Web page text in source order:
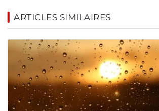
ARTICLES SIMILAIRES